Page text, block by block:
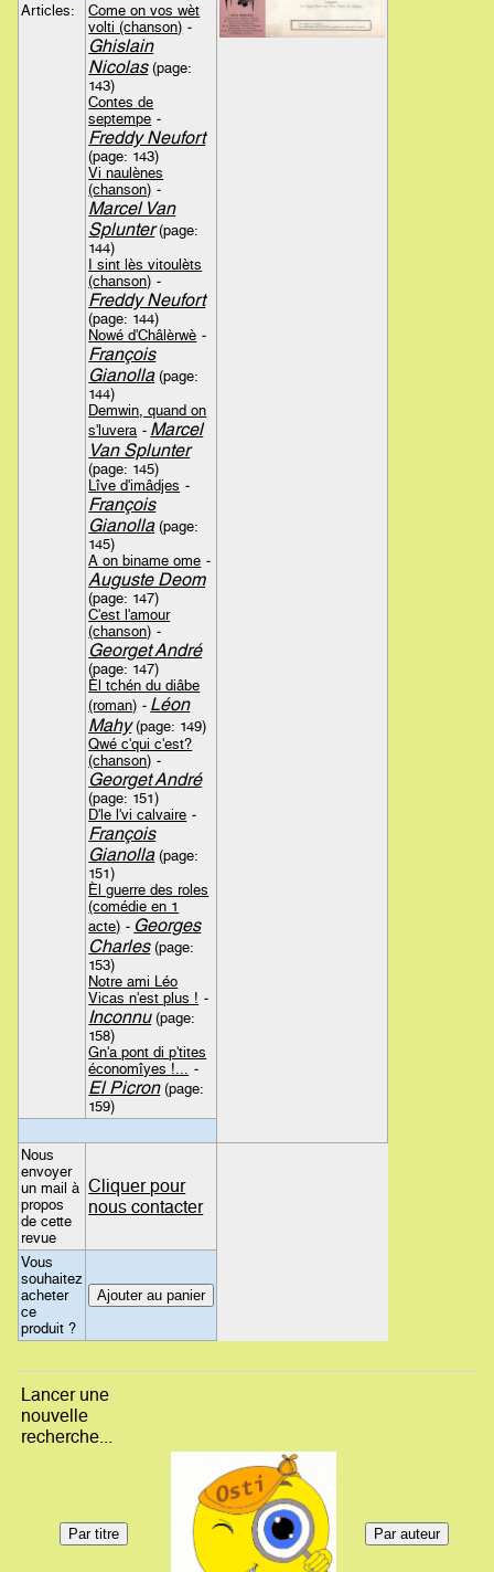
Articles:
Come on vos wèt
volti (chanson) -
Ghislain
Nicolas(page:
143)
Contes de
septempe -
Freddy Neufort
(page: 143)
Vi naulènes
(chanson) -
Marcel Van
Splunter(page:
144)
I sint lès vitoulèts
(chanson) -
Freddy Neufort
(page: 144)
Nowé d'Châlèrwè -
François
Gianolla(page:
144)
Demwin, quand on
s'luvera - Marcel
Van Splunter
(page: 145)
Lîve d'imâdjes -
François
Gianolla(page:
145)
A on biname ome -
Auguste Deom
(page: 147)
C'est l'amour
(chanson) -
Georget André
(page: 147)
Èl tchén du diâbe
(roman) - Léon
Mahy(page: 149)
Qwé c'qui c'est?
(chanson) -
Georget André
(page: 151)
D'le l'vi calvaire -
François
Gianolla(page:
151)
Èl guerre des roles
(comédie en 1
acte) - Georges
Charles(page:
153)
Notre ami Léo
Vicas n'est plus ! -
Inconnu(page:
158)
Gn'a pont di p'tites
économîyes !...
-
El Picron(page:
159)
Nous
envoyer
un mail à
propos
de cette
revue
Cliquer pour
nous contacter
Vous
souhaitez
acheter
ce
produit ?
Lancer une
nouvelle
recherche...